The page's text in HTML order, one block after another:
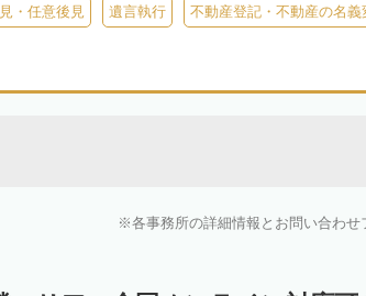
・任意後見 遺言執行 不動産登記・不動産の名義
各事務所の詳細情報とお問い合わ